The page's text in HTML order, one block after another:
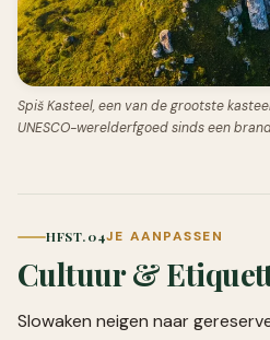
Spiš Kasteel, een van de grootste
UNESCO-werelderfgoed sinds een
HFST. 04JE AANPASSEN
Cultuur &
Slowaken neigen naar